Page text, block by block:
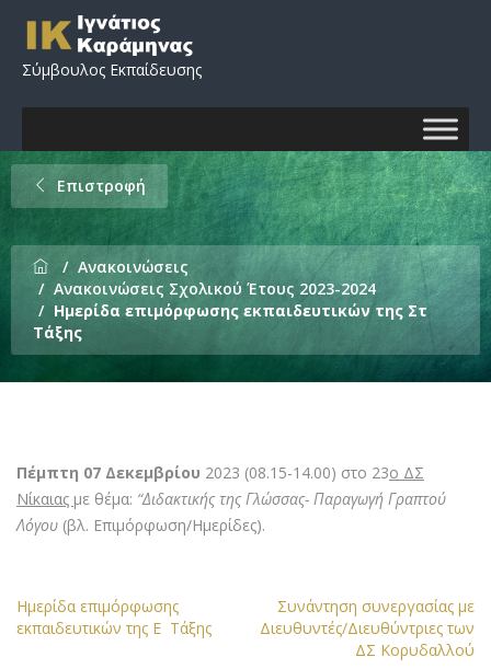
Σύμβουλος Εκπαίδευσης
Επιστροφή
Ανακοινώσεις
Ανακοινώσεις Σχολικού Έτους 2023-2024
Ημερίδα επιμόρφωσης εκπαιδευτικών της Στ
Τάξης
εκπαιδευτικών της Στ
Τάξης
Πέμπτη 07 Δεκεμβρίου 2023 (08.15-14.00) στο 23ο ΔΣ
Νίκαιας με θέμα: “Διδακτικής της Γλώσσας- Παραγωγή Γραπτού
Λόγου (βλ. Επιμόρφωση/Ημερίδες).
Πλοήγηση
άρθρων
Ημερίδα επιμόρφωσης
εκπαιδευτικών της Ε Τάξης
Συνάντηση συνεργασίας με
Διευθυντές/Διευθύντριες των
ΔΣ Κορυδαλλού